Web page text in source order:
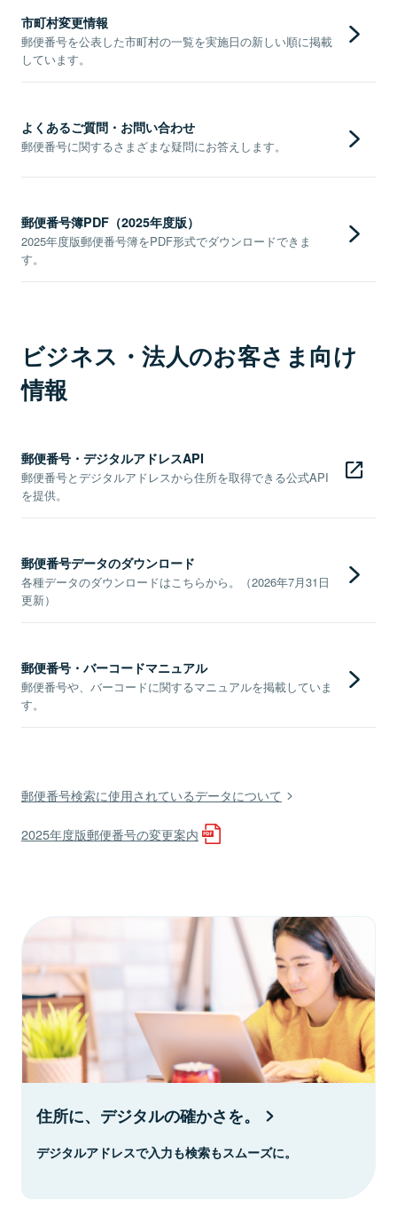
市町村変更情報
郵便番号を公表した市町村の一覧を実施日の新しい順に掲載
しています。
よくあるご質問・お問い合わせ
郵便番号に関するさまざまな疑問にお答えします。
郵便番号簿PDF（2025年度版）
2025年度版郵便番号簿をPDF形式でダウンロードできま
す。
ビジネス・法人のお客さま向け
情報
郵便番号・デジタルアドレスAPI
郵便番号とデジタルアドレスから住所を取得できる公式API
を提供。
郵便番号データのダウンロード
各種データのダウンロードはこちらから。（2026年7月31日
更新）
郵便番号・バーコードマニュアル
郵便番号や、バーコードに関するマニュアルを掲載していま
す。
郵便番号検索に使用されているデータについて
2025年度版郵便番号の変更案内
住所に、デジタルの確かさを。
デジタルアドレスで入力も検索もスムーズに。